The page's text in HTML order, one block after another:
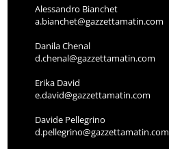
Alessandro Bianchet
a.bianchet@gazzettamatin.com
Danila Chenal
d.chenal@gazzettamatin.com
Erika David
e.david@gazzettamatin.com
Davide Pellegrino
d.pellegrino@gazzettamatin.com